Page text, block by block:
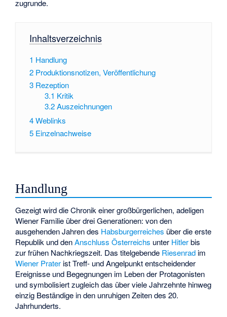
zugrunde.
Inhaltsverzeichnis
1 Handlung
2 Produktionsnotizen, Veröffentlichung
3 Rezeption
3.1 Kritik
3.2 Auszeichnungen
4Weblinks
5 Einzelnachweise
Handlung
Gezeigt wird die Chronik einer großbürgerlichen, adeligen
Wiener Familie über drei Generationen: von den
ausgehenden Jahren des Habsburgerreiches über die erste
Republik und denAnschluss Österreichs unter Hitlerbis
zur frühen Nachkriegszeit. Das titelgebende Riesenrad im
Wiener Prater ist Treff- und Angelpunkt entscheidender
Ereignisse und Begegnungen im Leben der Protagonisten
und symbolisiert zugleich das über viele Jahrzehnte hinweg
einzig Beständige in den unruhigen Zeiten des 20.
Jahrhunderts.